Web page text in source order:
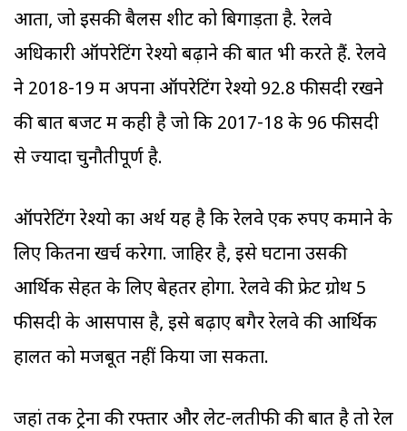
आता, जो इसकी बैलेंस शीट को बिगाड़ता है. रेलवे
अधिकारी ऑपरेटिंग रेश्यो बढ़ाने की बात भी करते हैं. रेलवे
ने 2018-19 में अपना ऑपरेटिंग रेश्यो 92.8 फीसदी रखने
की बात बजट में कही है जो कि 2017-18 के 96 फीसदी
से ज्यादा चुनौतीपूर्ण है.
ऑपरेटिंग रेश्यो का अर्थ यह है कि रेलवे एक रुपए कमाने के
लिए कितना खर्च करेगा. जाहिर है, इसे घटाना उसकी
आर्थिक सेहत के लिए बेहतर होगा. रेलवे की फ्रेट ग्रोथ 5
फीसदी के आसपास है, इसे बढ़ाए बगैर रेलवे की आर्थिक
हालत को मजबूत नहीं किया जा सकता.
जहां तक ट्रेनों की रफ्तार और लेट-लतीफी की बात है तो रेल